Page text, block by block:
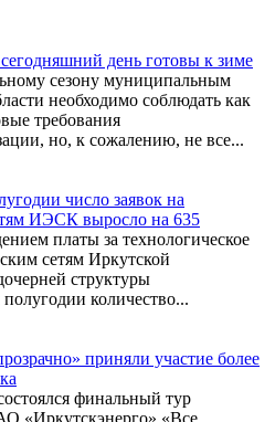
день готовы к зиме
сезону муниципальным
необходимо соблюдать как
требования
но, к сожалению, не все...
число заявок на
ИЭСК выросло на 635
платы за технологическое
сетям Иркутской
структуры
количество...
приняли участие более
финальный тур
«Иркутскэнерго» «Все